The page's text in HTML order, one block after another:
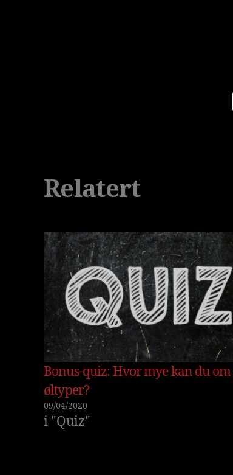
Relatert
Bonus-quiz: Hvor mye kan du om
øltyper?
09/04/2020
i "Quiz"